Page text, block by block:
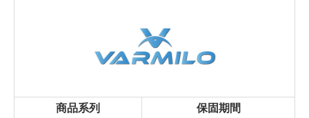
商品系列
保固期間